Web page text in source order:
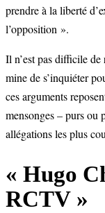
prendre à la liberté
l’opposition ».
Il n’est pas difficile
mine de s’inquiéter
ces arguments
mensonges – purs ou
allégations les plus
« Hugo
RCTV »